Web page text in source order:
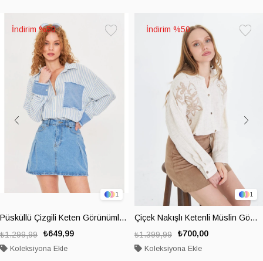
1
Püsküllü Çizgili Keten Görünümlü Gömlek
₺649,99
₺1.299,99
Koleksiyona Ekle
%50
1
Çiçek Nakışlı Ketenli Müslin Gömlek
₺700,00
₺1.399,99
Koleksiyona Ekle
%50